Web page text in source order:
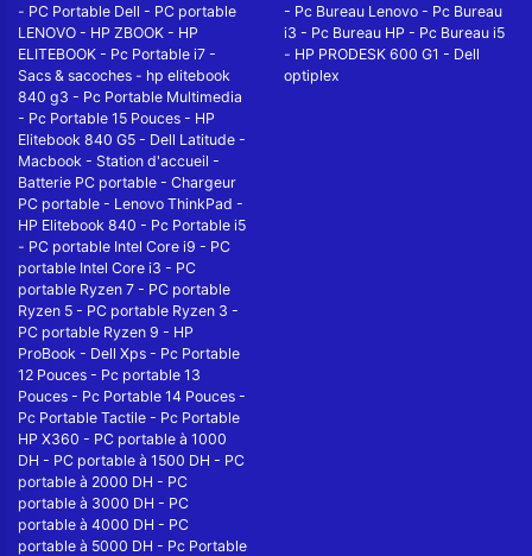
- PC Portable Dell - PC portable
LENOVO - HP ZBOOK - HP
ELITEBOOK - Pc Portable i7 -
Sacs & sacoches - hp elitebook
840 g3 - Pc Portable Multimedia
- Pc Portable 15 Pouces - HP
Elitebook 840 G5 - Dell Latitude -
Macbook - Station d'accueil -
Batterie PC portable - Chargeur
PC portable - Lenovo ThinkPad -
HP Elitebook 840 - Pc Portable i5
- PC portable Intel Core i9 - PC
portable Intel Core i3 - PC
portable Ryzen 7 - PC portable
Ryzen 5 - PC portable Ryzen 3 -
PC portable Ryzen 9 - HP
ProBook - Dell Xps - Pc Portable
12 Pouces - Pc portable 13
Pouces - Pc Portable 14 Pouces -
Pc Portable Tactile - Pc Portable
HP X360 - PC portable à 1000
DH - PC portable à 1500 DH - PC
portable à 2000 DH - PC
portable à 3000 DH - PC
portable à 4000 DH - PC
portable à 5000 DH - Pc Portable
- Pc Bureau Lenovo - Pc Bureau
i3 - Pc Bureau HP - Pc Bureau i5
- HP PRODESK 600 G1 - Dell
optiplex